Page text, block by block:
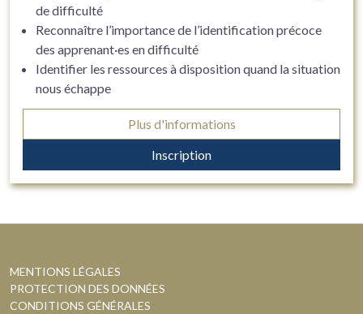
de difficulté
Reconnaître l’importance de l’identification précoce
des apprenant·es en difficulté
Identifier les ressources à disposition quand la situation
nous échappe
Plus d'informations
Inscription
MENTIONS LÉGALES
PROTECTION DES DONNÉES
CONDITIONS GÉNÉRALES